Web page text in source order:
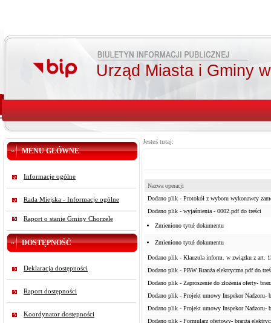
Urząd Miasta i Gminy
MENU GŁÓWNE
Informacje ogólne
Rada Miejska - Informacje ogólne
Raport o stanie Gminy Chorzele
DOSTĘPNOŚĆ
Deklaracja dostępności
Raport dostępności
Koordynator dostępności
Jesteś tutaj:
Nazwa operacji
Dodano plik - Protokół z wyboru wykonawcy
Dodano plik - wyjaśnienia - 0002.pdf do treści
Zmieniono tytuł dokumentu
Zmieniono tytuł dokumentu
Dodano plik - Klauzula inform. w związku z art.
Dodano plik - PBW Branża elektryczna.pdf do
Dodano plik - Zaproszenie do złożenia oferty-
Dodano plik - Projekt umowy Inspekor Nadzoru-
Dodano plik - Projekt umowy Inspekor Nadzoru-
Dodano plik - Formularz ofertowy- branża